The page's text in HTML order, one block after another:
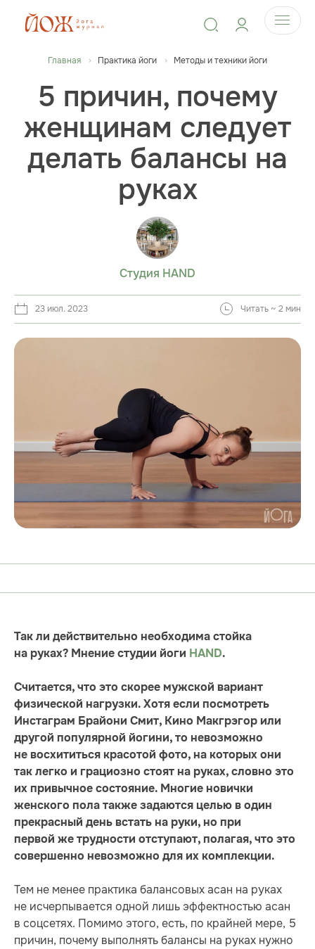
Главная Практика йоги Методы и техники йоги
5 причин, почему
женщинам следует
делать балансы на
руках
Студия HAND
23 июл. 2023 Читать ~ 2 мин
Так ли действительно необходима стойка
на руках? Мнение студии йоги HAND.
Считается, что это скорее мужской вариант
физической нагрузки. Хотя если посмотреть
Инстаграм Брайони Смит, Кино Макгрэгор или
другой популярной йогини, то невозможно
не восхититься красотой фото, на которых они
так легко и грациозно стоят на руках, словно это
их привычное состояние. Многие новички
женского пола также задаются целью в один
прекрасный день встать на руки, но при
первой же трудности отступают, полагая, что это
совершенно невозможно для их комплекции.
Тем не менее практика балансовых асан на руках
не исчерпывается одной лишь эффектностью асан
в соцсетях. Помимо этого, есть, по крайней мере, 5
причин, почему выполнять балансы на руках нужно